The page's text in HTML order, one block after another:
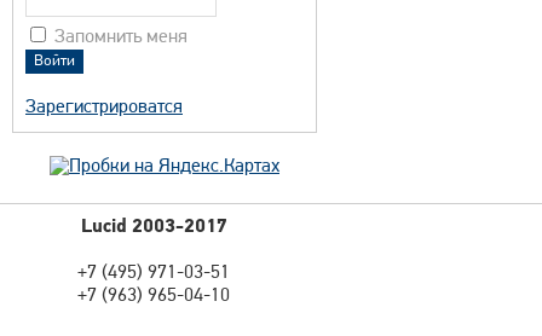
Запомнить меня
Зарегистрироватся
Lucid 2003-2017
+7 (495) 971-03-51
+7 (963) 965-04-10